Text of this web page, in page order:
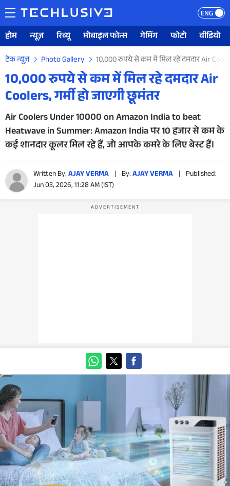
ENG
होम न्यूज़ रिव्यू मोबाइल फोन्स गेमिंग फोटो वीडियो
टेक न्यूज़ Photo Gallery 10,000 रुपये से कम में मिल रहे दमदार Air
10,000 रुपये से कम में मिल रहे दमदार Air
Coolers, गर्मी हो जाएगी छूमंतर
Air Coolers Under 10000 on Amazon India to beat
Heatwave in Summer: Amazon India पर 10 हजार से कम के
कई शानदार कूलर मिल रहे हैं, जो आपके कमरे के लिए बेस्ट हैं।
Written By:AJAY VERMA | By:AJAY VERMA | Published:
Jun 03, 2026, 11:28 AM (IST)